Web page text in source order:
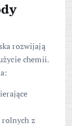
rozwijają
chemii.
rolnych z